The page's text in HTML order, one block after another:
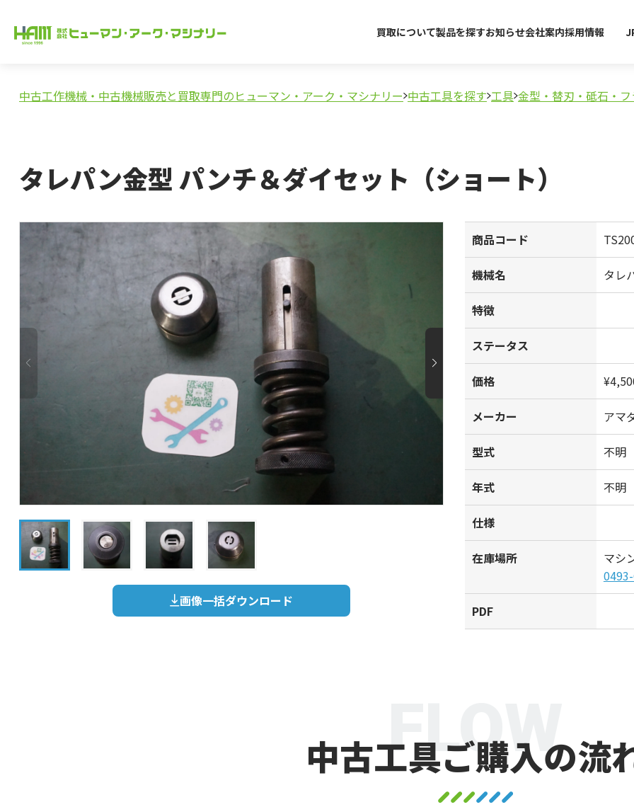
買取について製品を探すお知らせ会社案内採用情報
中古工作機械・中古機械販売と買取専門のヒューマン・アーク・マシナリー 中古工具を探す 工具 金型・替刃・砥石・
タレパン金型 パンチ＆ダイセット（ショート）
画像一括ダウンロード
商品コード
機械名 タレ
特徴
ステータス
価格
メーカー アマ
型式 不明
年式 不明
仕様
在庫場所
マシ
PDF
中古工具ご購入の流
FLOW